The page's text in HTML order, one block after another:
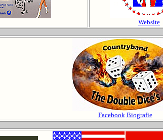
Website
Facebook Biografie